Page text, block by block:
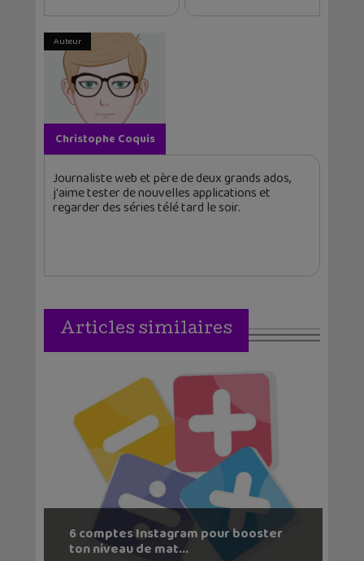
Auteur
Christophe Coquis
Journaliste web et père de deux grands ados,
j'aime tester de nouvelles applications et
regarder des séries télé tard le soir.
Articles similaires
6 comptes Instagram pour booster
ton niveau de mat...